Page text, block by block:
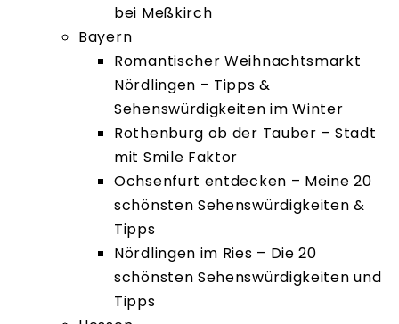
bei Meßkirch
Bayern
Romantischer Weihnachtsmarkt
Nördlingen – Tipps &
Sehenswürdigkeiten im Winter
Rothenburg ob der Tauber – Stadt
mit Smile Faktor
Ochsenfurt entdecken – Meine 20
schönsten Sehenswürdigkeiten &
Tipps
Nördlingen im Ries – Die 20
schönsten Sehenswürdigkeiten und
Tipps